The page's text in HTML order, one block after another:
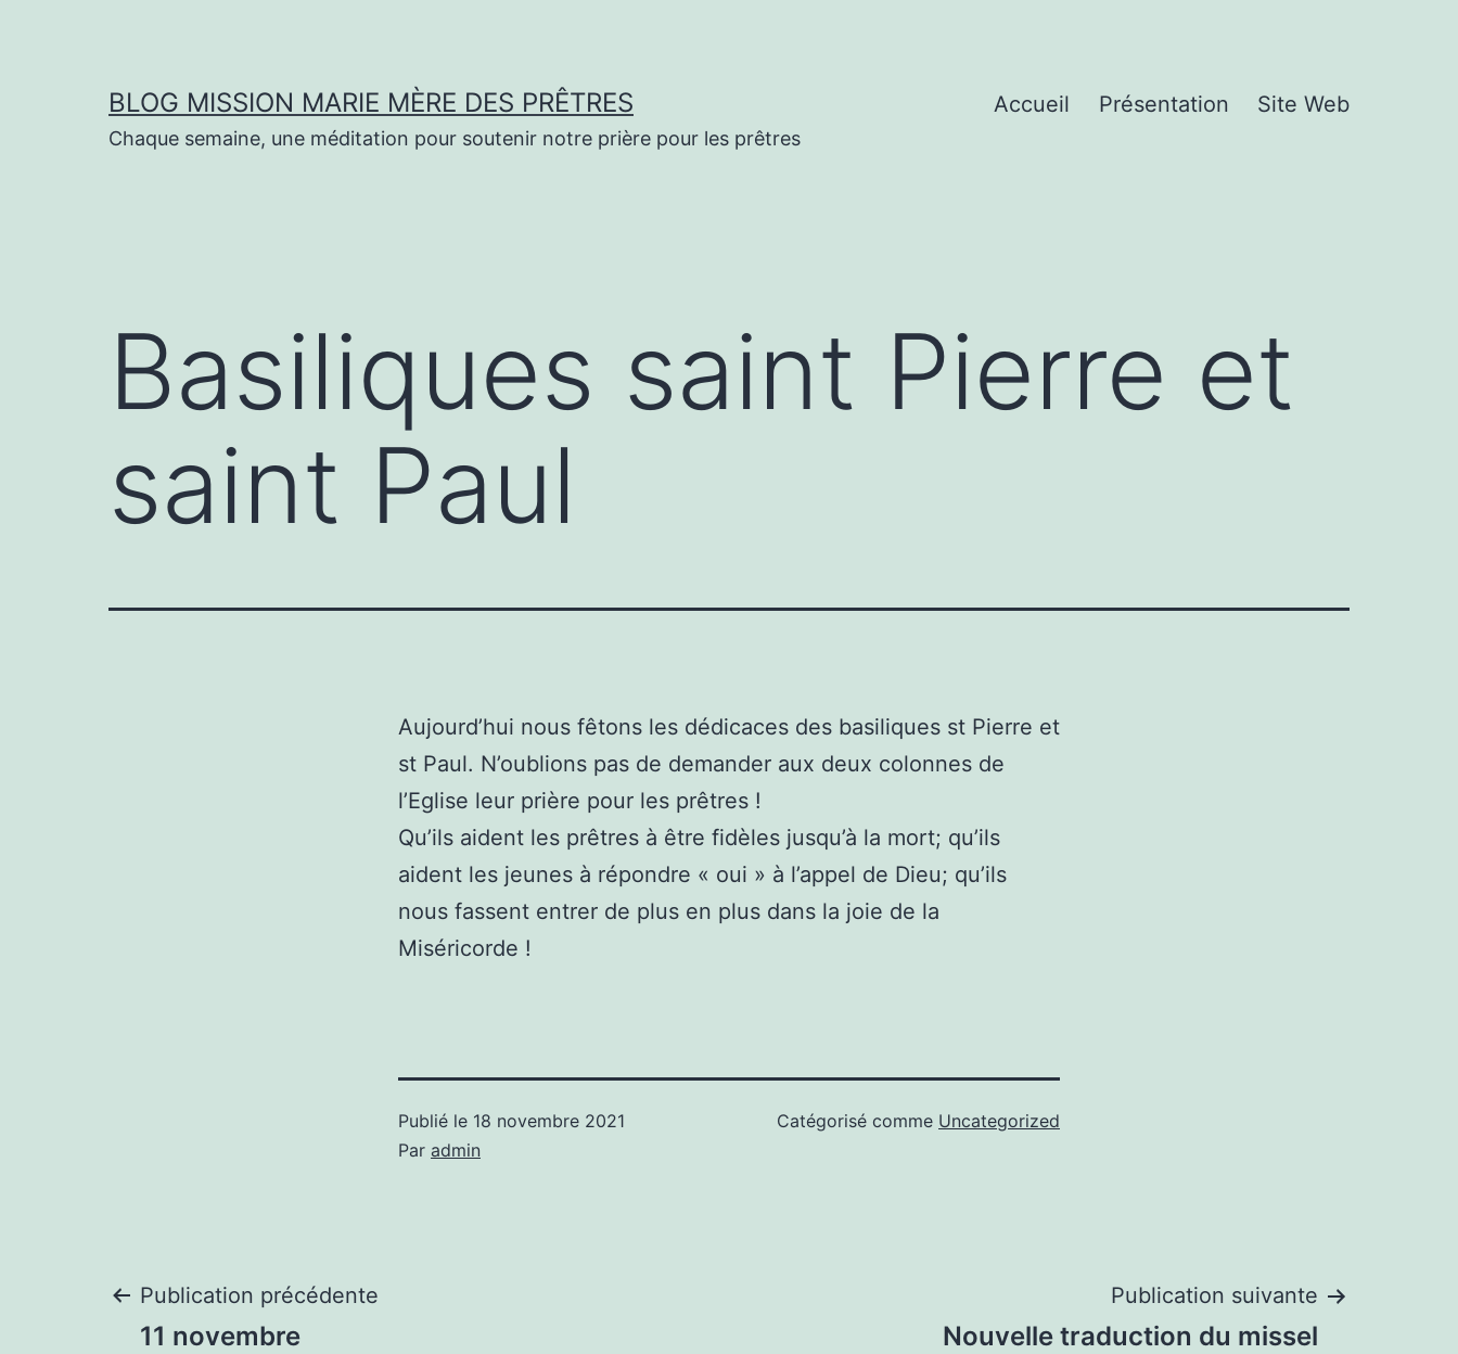
BLOG MISSION MARIE MÈRE DES PRÊTRES
Chaque semaine, une méditation pour soutenir notre prière pour les prêtres
Accueil Présentation Site Web
Basiliques saint Pierre et
saint Paul
Aujourd’hui nous fêtons les dédicaces des basiliques st Pierre et
st Paul. N’oublions pas de demander aux deux colonnes de
l’Eglise leur prière pour les prêtres !
Qu’ils aident les prêtres à être fidèles jusqu’à la mort; qu’ils
aident les jeunes à répondre « oui » à l’appel de Dieu; qu’ils
nous fassent entrer de plus en plus dans la joie de la
Miséricorde !
Publié le 18 novembre 2021
Par admin
Catégorisé comme Uncategorized
Navigation
Publication précédente
11 novembre
Publication suivante
Nouvelle traduction du missel